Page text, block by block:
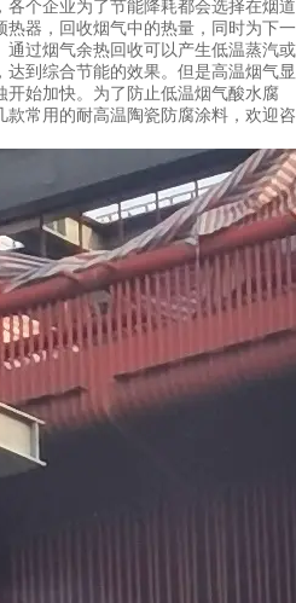
各个企业为了节能降耗都会选择在烟道
器，回收烟气中的热量，同时为下一
过烟气余热回收可以产生低温蒸汽或
到综合节能的效果。但是高温烟气显
始加快。为了防止低温烟气酸水腐
常用的耐高温陶瓷防腐涂料，欢迎咨